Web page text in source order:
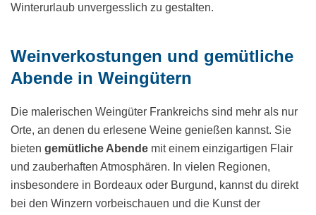
Winterurlaub unvergesslich zu gestalten.
Weinverkostungen und gemütliche
Abende in Weingütern
Die malerischen Weingüter Frankreichs sind mehr als nur
Orte, an denen du erlesene Weine genießen kannst. Sie
bieten gemütliche Abende mit einem einzigartigen Flair
und zauberhaften Atmosphären. In vielen Regionen,
insbesondere in Bordeaux oder Burgund, kannst du direkt
bei den Winzern vorbeischauen und die Kunst der